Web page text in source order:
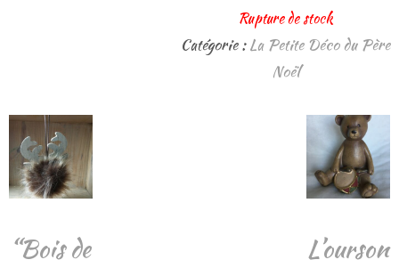
Rupture de stock
Catégorie :La Petite Déco du Père
Noël
“Bois de
L’ourson